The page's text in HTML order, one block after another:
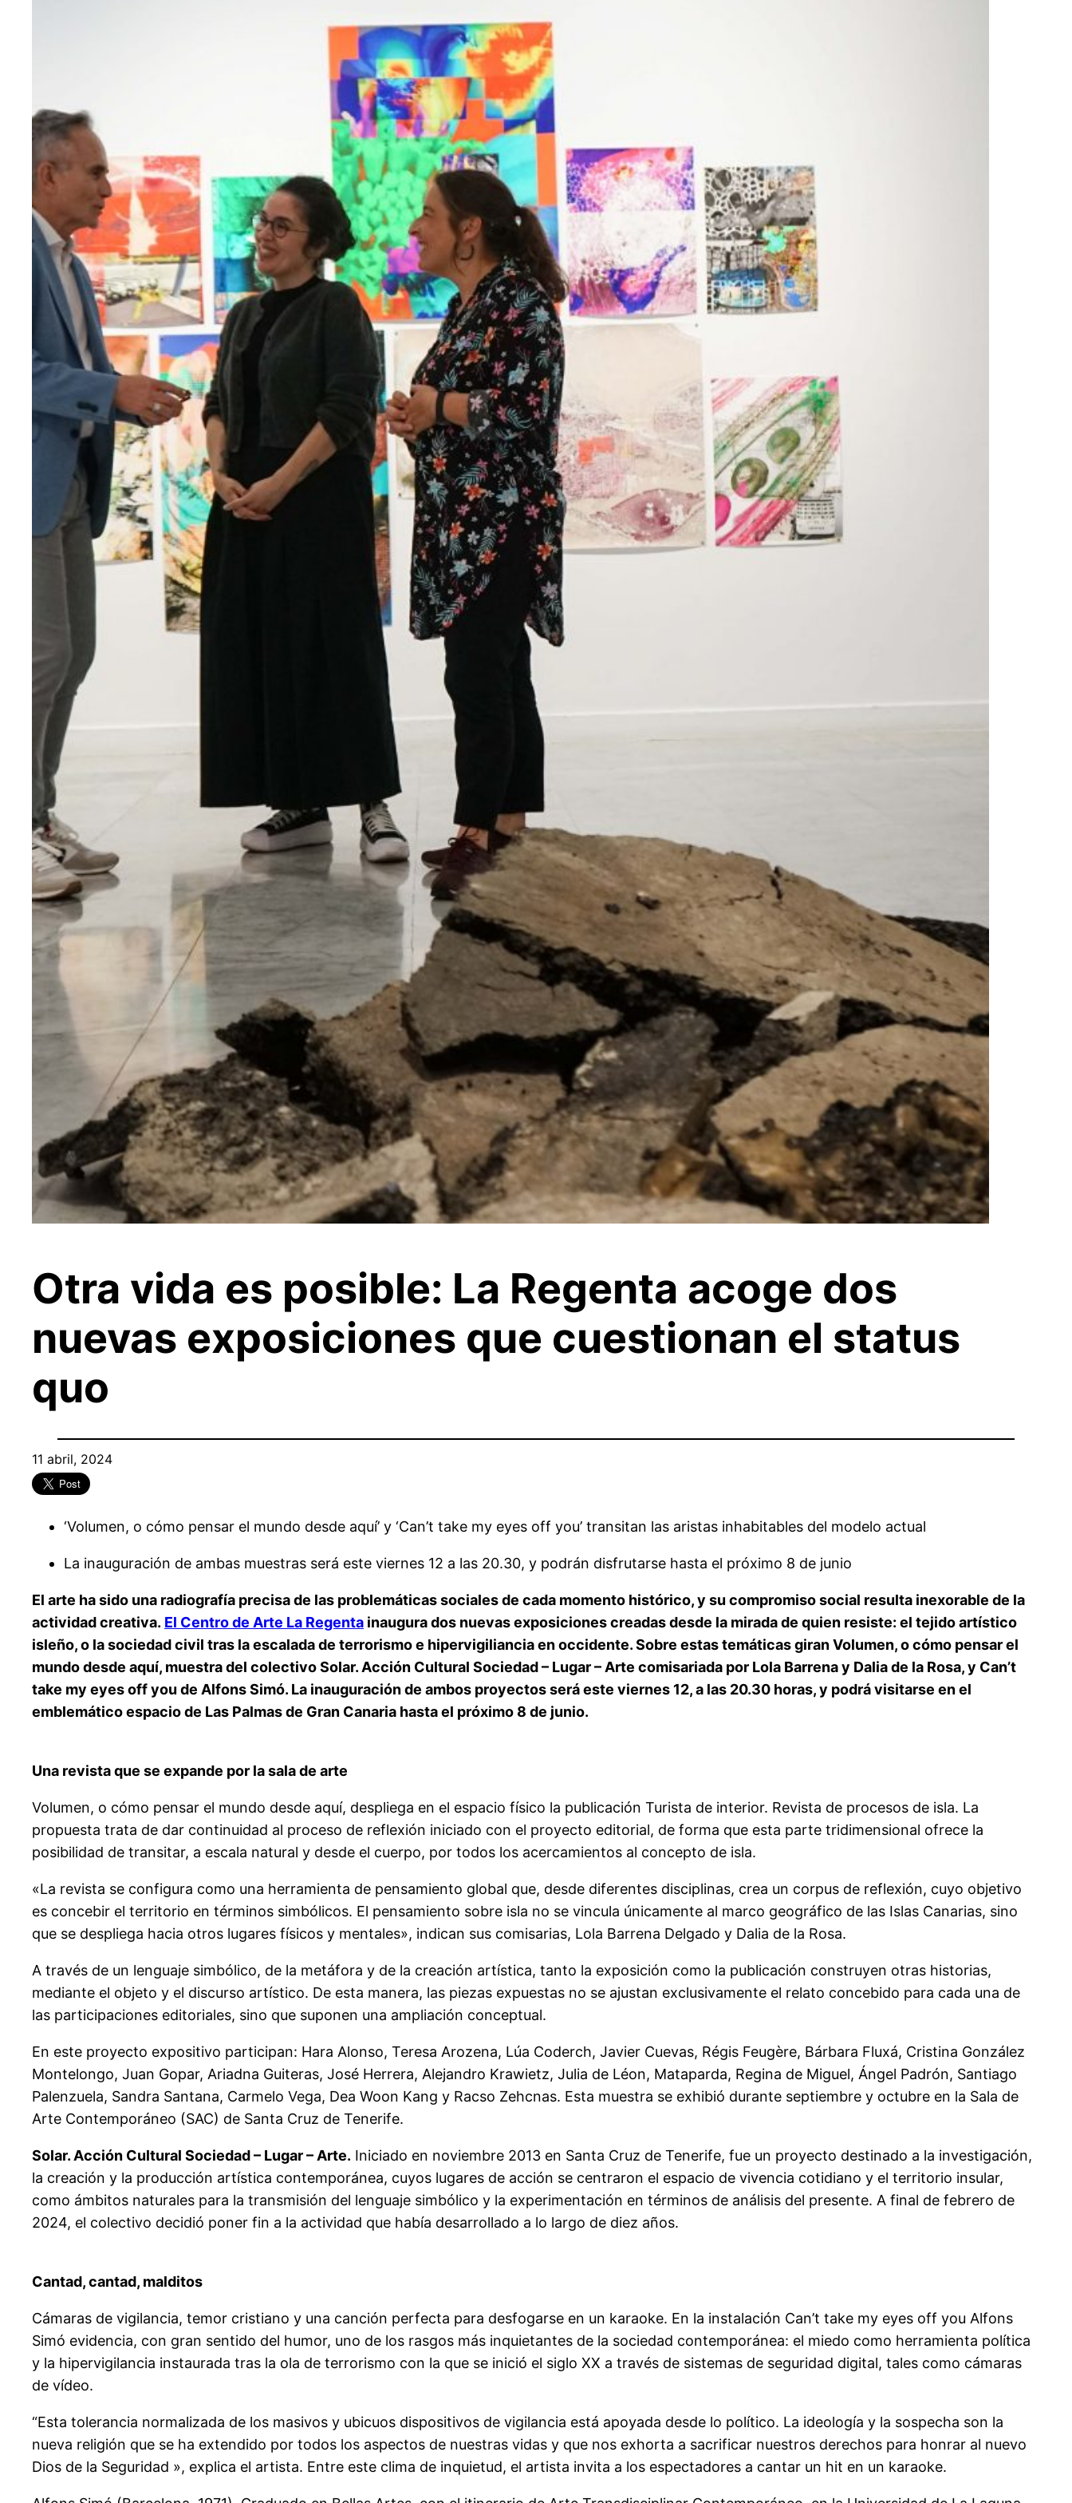
Otra vida es posible: La Regenta acoge dos
nuevas exposiciones que cuestionan el status
quo
11 abril, 2024
‘Volumen, o cómo pensar el mundo desde aquí’ y ‘Can’t take my eyes off you’ transitan las aristas inhabitables del modelo actual
La inauguración de ambas muestras será este viernes 12 a las 20.30, y podrán disfrutarse hasta el próximo 8 de junio
El arte ha sido una radiografía precisa de las problemáticas sociales de cada momento histórico, y su compromiso social resulta inexorable de la
actividad creativa. El Centro de Arte La Regenta inaugura dos nuevas exposiciones creadas desde la mirada de quien resiste: el tejido artístico
isleño, o la sociedad civil tras la escalada de terrorismo e hipervigiliancia en occidente. Sobre estas temáticas giran Volumen, o cómo pensar el
mundo desde aquí, muestra del colectivo Solar. Acción Cultural Sociedad – Lugar – Arte comisariada por Lola Barrena y Dalia de la Rosa, y Can’t
take my eyes off you de Alfons Simó. La inauguración de ambos proyectos será este viernes 12, a las 20.30 horas, y podrá visitarse en el
emblemático espacio de Las Palmas de Gran Canaria hasta el próximo 8 de junio.
Una revista que se expande por la sala de arte
Volumen, o cómo pensar el mundo desde aquí, despliega en el espacio físico la publicación Turista de interior. Revista de procesos de isla. La
propuesta trata de dar continuidad al proceso de reflexión iniciado con el proyecto editorial, de forma que esta parte tridimensional ofrece la
posibilidad de transitar, a escala natural y desde el cuerpo, por todos los acercamientos al concepto de isla.
«La revista se configura como una herramienta de pensamiento global que, desde diferentes disciplinas, crea un corpus de reflexión, cuyo objetivo
es concebir el territorio en términos simbólicos. El pensamiento sobre isla no se vincula únicamente al marco geográfico de las Islas Canarias, sino
que se despliega hacia otros lugares físicos y mentales», indican sus comisarias, Lola Barrena Delgado y Dalia de la Rosa.
A través de un lenguaje simbólico, de la metáfora y de la creación artística, tanto la exposición como la publicación construyen otras historias,
mediante el objeto y el discurso artístico. De esta manera, las piezas expuestas no se ajustan exclusivamente el relato concebido para cada una de
las participaciones editoriales, sino que suponen una ampliación conceptual.
En este proyecto expositivo participan: Hara Alonso, Teresa Arozena, Lúa Coderch, Javier Cuevas, Régis Feugère, Bárbara Fluxá, Cristina González
Montelongo, Juan Gopar, Ariadna Guiteras, José Herrera, Alejandro Krawietz, Julia de Léon, Mataparda, Regina de Miguel, Ángel Padrón, Santiago
Palenzuela, Sandra Santana, Carmelo Vega, Dea Woon Kang y Racso Zehcnas. Esta muestra se exhibió durante septiembre y octubre en la Sala de
Arte Contemporáneo (SAC) de Santa Cruz de Tenerife.
Solar. Acción Cultural Sociedad – Lugar – Arte. Iniciado en noviembre 2013 en Santa Cruz de Tenerife, fue un proyecto destinado a la investigación,
la creación y la producción artística contemporánea, cuyos lugares de acción se centraron el espacio de vivencia cotidiano y el territorio insular,
como ámbitos naturales para la transmisión del lenguaje simbólico y la experimentación en términos de análisis del presente. A final de febrero de
2024, el colectivo decidió poner fin a la actividad que había desarrollado a lo largo de diez años.
Cantad, cantad, malditos
Cámaras de vigilancia, temor cristiano y una canción perfecta para desfogarse en un karaoke. En la instalación Can’t take my eyes off you Alfons
Simó evidencia, con gran sentido del humor, uno de los rasgos más inquietantes de la sociedad contemporánea: el miedo como herramienta política
y la hipervigilancia instaurada tras la ola de terrorismo con la que se inició el siglo XX a través de sistemas de seguridad digital, tales como cámaras
de vídeo.
“Esta tolerancia normalizada de los masivos y ubicuos dispositivos de vigilancia está apoyada desde lo político. La ideología y la sospecha son la
nueva religión que se ha extendido por todos los aspectos de nuestras vidas y que nos exhorta a sacrificar nuestros derechos para honrar al nuevo
Dios de la Seguridad », explica el artista. Entre este clima de inquietud, el artista invita a los espectadores a cantar un hit en un karaoke.